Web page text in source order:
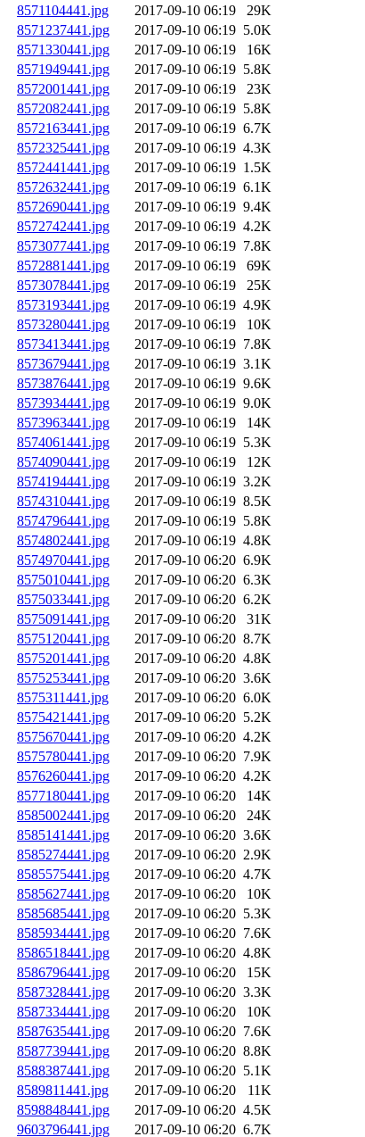
8571104441.jpg
2017-09-10 06:19
29K
8571237441.jpg
2017-09-10 06:19 5.0K
8571330441.jpg
2017-09-10 06:19
16K
8571949441.jpg
2017-09-10 06:19 5.8K
8572001441.jpg
2017-09-10 06:19
23K
8572082441.jpg
2017-09-10 06:19 5.8K
8572163441.jpg
2017-09-10 06:19 6.7K
8572325441.jpg
2017-09-10 06:19 4.3K
8572441441.jpg
2017-09-10 06:19 1.5K
8572632441.jpg
2017-09-10 06:19 6.1K
8572690441.jpg
2017-09-10 06:19 9.4K
8572742441.jpg
2017-09-10 06:19 4.2K
8573077441.jpg
2017-09-10 06:19 7.8K
8572881441.jpg
2017-09-10 06:19
69K
8573078441.jpg
2017-09-10 06:19
25K
8573193441.jpg
2017-09-10 06:19 4.9K
8573280441.jpg
2017-09-10 06:19
10K
8573413441.jpg
2017-09-10 06:19 7.8K
8573679441.jpg
2017-09-10 06:19 3.1K
8573876441.jpg
2017-09-10 06:19 9.6K
8573934441.jpg
2017-09-10 06:19 9.0K
8573963441.jpg
2017-09-10 06:19
14K
8574061441.jpg
2017-09-10 06:19 5.3K
8574090441.jpg
2017-09-10 06:19
12K
8574194441.jpg
2017-09-10 06:19 3.2K
8574310441.jpg
2017-09-10 06:19 8.5K
8574796441.jpg
2017-09-10 06:19 5.8K
8574802441.jpg
2017-09-10 06:19 4.8K
8574970441.jpg
2017-09-10 06:20 6.9K
8575010441.jpg
2017-09-10 06:20 6.3K
8575033441.jpg
2017-09-10 06:20 6.2K
8575091441.jpg
2017-09-10 06:20
31K
8575120441.jpg
2017-09-10 06:20 8.7K
8575201441.jpg
2017-09-10 06:20 4.8K
8575253441.jpg
2017-09-10 06:20 3.6K
8575311441.jpg
2017-09-10 06:20 6.0K
8575421441.jpg
2017-09-10 06:20 5.2K
8575670441.jpg
2017-09-10 06:20 4.2K
8575780441.jpg
2017-09-10 06:20 7.9K
8576260441.jpg
2017-09-10 06:20 4.2K
8577180441.jpg
2017-09-10 06:20
14K
8585002441.jpg
2017-09-10 06:20
24K
8585141441.jpg
2017-09-10 06:20 3.6K
8585274441.jpg
2017-09-10 06:20 2.9K
8585575441.jpg
2017-09-10 06:20 4.7K
8585627441.jpg
2017-09-10 06:20
10K
8585685441.jpg
2017-09-10 06:20 5.3K
8585934441.jpg
2017-09-10 06:20 7.6K
8586518441.jpg
2017-09-10 06:20 4.8K
8586796441.jpg
2017-09-10 06:20
15K
8587328441.jpg
2017-09-10 06:20 3.3K
8587334441.jpg
2017-09-10 06:20
10K
8587635441.jpg
2017-09-10 06:20 7.6K
8587739441.jpg
2017-09-10 06:20 8.8K
8588387441.jpg
2017-09-10 06:20 5.1K
8589811441.jpg
2017-09-10 06:20
11K
8598848441.jpg
2017-09-10 06:20 4.5K
9603796441.jpg
2017-09-10 06:20 6.7K